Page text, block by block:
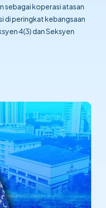
sebagai koperasi atasan
di peringkat kebangsaan
4(3) dan Seksyen